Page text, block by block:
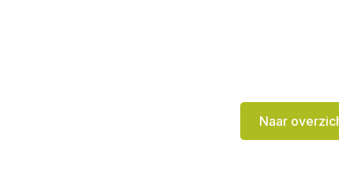
Naar